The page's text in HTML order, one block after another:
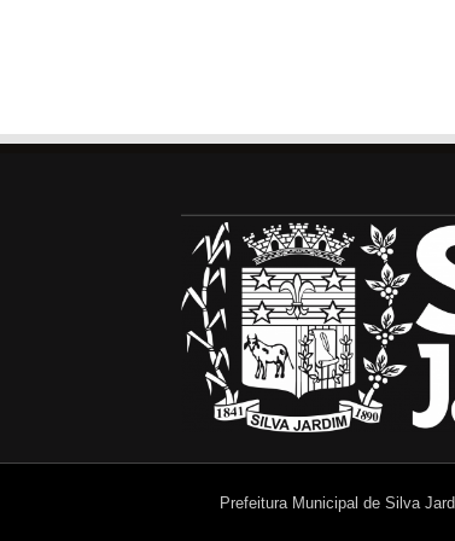
Prefeitura Municipal de Silva